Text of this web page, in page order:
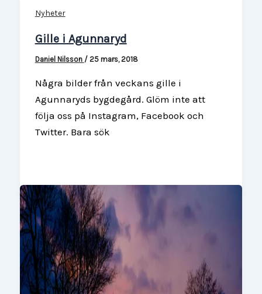
Nyheter
Gille i Agunnaryd
Daniel Nilsson / 25 mars, 2018
Några bilder från veckans gille i
Agunnaryds bygdegård. Glöm inte att
följa oss på Instagram, Facebook och
Twitter. Bara sök